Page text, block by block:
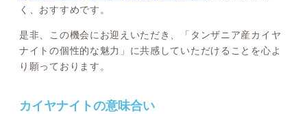
く、おすすめです。
是非、この機会にお迎えいただき、「タンザニア産カイヤ
ナイトの個性的な魅力」に共感していただけることを心よ
り願っております。
カイヤナイトの意味合い